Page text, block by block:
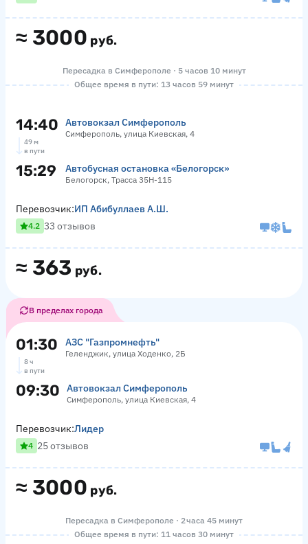
≈ 3000 руб.
Пересадка в Симферополе · 5 часов 10 минут
Общее время в пути: 13 часов 59 минут
14:40 Автовокзал Симферополь
Симферополь, улица Киевская, 4
49 м
в пути
15:29 Автобусная остановка «Белогорск»
Белогорск, Трасса 35Н-115
≈ 363 руб.
Перевозчик:ИП Абибуллаев А.Ш.
4.2 33 отзывов
В пределах города
01:30 АЗС "Газпромнефть"
Геленджик, улица Ходенко, 2Б
8 ч
в пути
09:30 Автовокзал Симферополь
Симферополь, улица Киевская, 4
≈ 3000 руб.
Перевозчик:Лидер
4 25 отзывов
Пересадка в Симферополе · 2 часа 45 минут
Общее время в пути: 11 часов 30 минут